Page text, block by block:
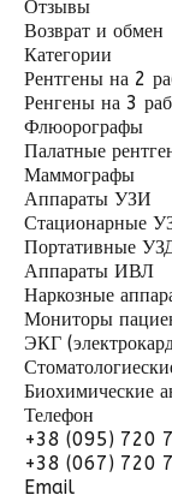
Отзывы
Возврат и обмен
Категории
Рентгены на 2
Ренгены на 3
Флюорографы
Палатные
Маммографы
Аппараты УЗИ
Стационарные
Портативные
Аппараты ИВЛ
Наркозные
Мониторы
ЭКГ
Биохимические
Телефон
+38 (095) 720
+38 (067) 720
Email